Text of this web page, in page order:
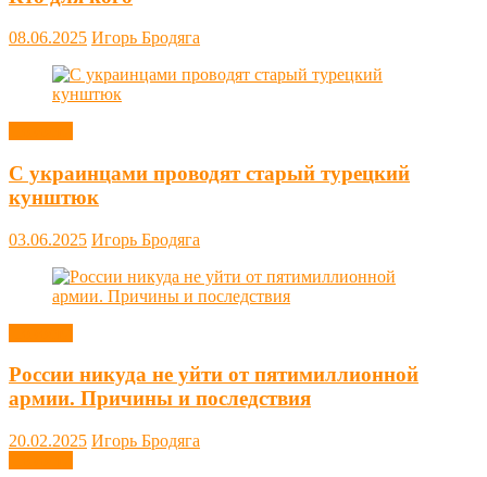
08.06.2025 Игорь Бродяга
С украинцами проводят старый турецкий
кунштюк
03.06.2025 Игорь Бродяга
России никуда не уйти от пятимиллионной
армии. Причины и последствия
20.02.2025 Игорь Бродяга